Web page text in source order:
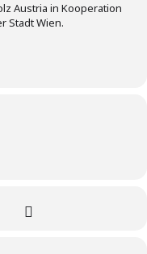
Austria in Kooperation
Stadt Wien.